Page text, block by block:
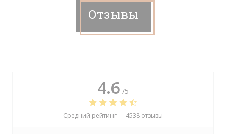
Отзывы
4.6 /5
Средний рейтинг — 4538 отзывы